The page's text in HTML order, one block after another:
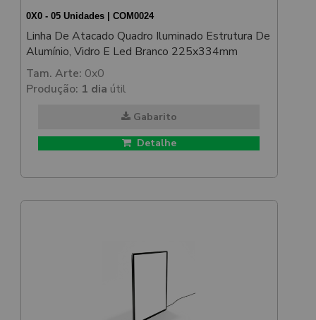
0X0 - 05 Unidades | COM0024
Linha De Atacado Quadro Iluminado Estrutura De
Alumínio, Vidro E Led Branco 225x334mm
Tam. Arte: 0x0
Produção: 1 dia útil
Gabarito
Detalhe